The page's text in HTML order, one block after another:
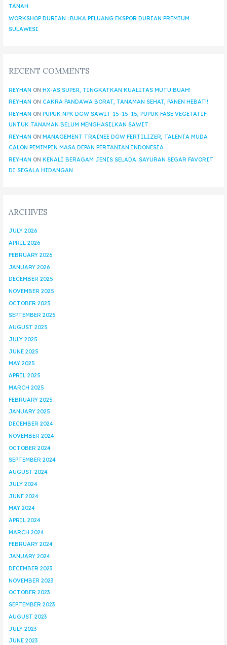
TANAH
WORKSHOP DURIAN : BUKA PELUANG EKSPOR DURIAN PREMIUM
SULAWESI
RECENT COMMENTS
REYHAN ON HX-AS SUPER, TINGKATKAN KUALITAS MUTU BUAH!
REYHAN ON CAKRA PANDAWA BORAT, TANAMAN SEHAT, PANEN HEBAT!!
REYHAN ON PUPUK NPK DGW SAWIT 15-15-15, PUPUK FASE VEGETATIF
UNTUK TANAMAN BELUM MENGHASILKAN SAWIT
REYHAN ON MANAGEMENT TRAINEE DGW FERTILIZER, TALENTA MUDA
CALON PEMIMPIN MASA DEPAN PERTANIAN INDONESIA
REYHAN ON KENALI BERAGAM JENIS SELADA: SAYURAN SEGAR FAVORIT
DI SEGALA HIDANGAN
ARCHIVES
JULY 2026
APRIL 2026
FEBRUARY 2026
JANUARY 2026
DECEMBER 2025
NOVEMBER 2025
OCTOBER 2025
SEPTEMBER 2025
AUGUST 2025
JULY 2025
JUNE 2025
MAY 2025
APRIL 2025
MARCH 2025
FEBRUARY 2025
JANUARY 2025
DECEMBER 2024
NOVEMBER 2024
OCTOBER 2024
SEPTEMBER 2024
AUGUST 2024
JULY 2024
JUNE 2024
MAY 2024
APRIL 2024
MARCH 2024
FEBRUARY 2024
JANUARY 2024
DECEMBER 2023
NOVEMBER 2023
OCTOBER 2023
SEPTEMBER 2023
AUGUST 2023
JULY 2023
JUNE 2023